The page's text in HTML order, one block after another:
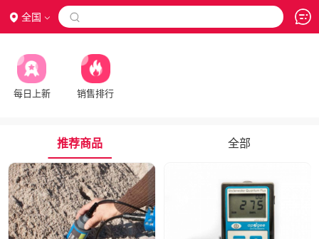
全国 
每日上新 销售排行
推荐商品 全部